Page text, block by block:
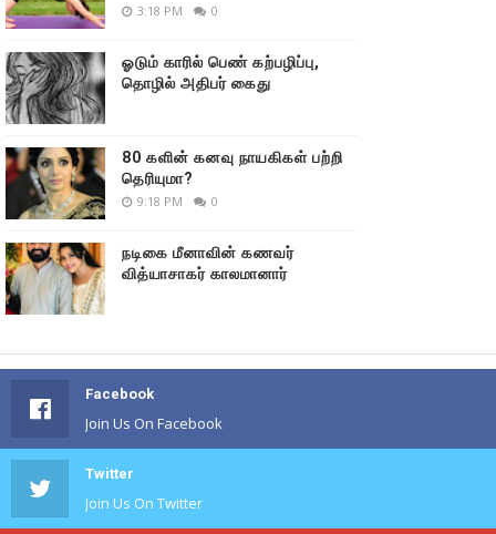
3:18 PM 0
ஓடும் காரில் பெண் கற்பழிப்பு,
தொழில் அதிபர் கைது
80 களின் கனவு நாயகிகள் பற்றி
தெரியுமா?
9:18 PM 0
நடிகை மீனாவின் கணவர்
வித்யாசாகர் காலமானார்
Facebook
Join Us On Facebook
Twitter
Join Us On Twitter